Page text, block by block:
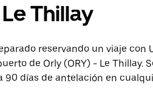
Thillay
reservando un viaje con
de Orly (ORY) - Le Thillay.
90 días de antelación en